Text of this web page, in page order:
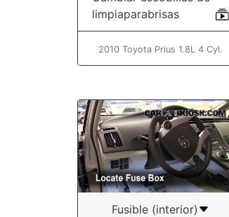
limpiaparabrisas
2010 Toyota Prius 1.8L 4 Cyl.
Fusible (interior)